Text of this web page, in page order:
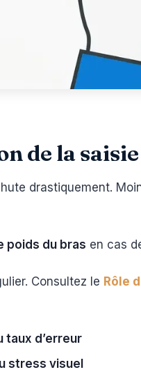
de la
drastiquement.
poids du bras en cas
Consultez le Rôle
taux d’erreur
stress visuel